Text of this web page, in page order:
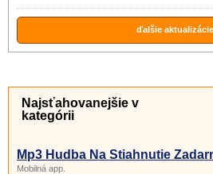
ďalšie
Najsťahovanejšie v
kategórii
Mp3 Hudba Na Stiahnutie
Mobilná app.